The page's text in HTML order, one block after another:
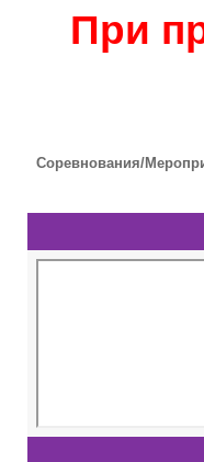
При
Соревнования/